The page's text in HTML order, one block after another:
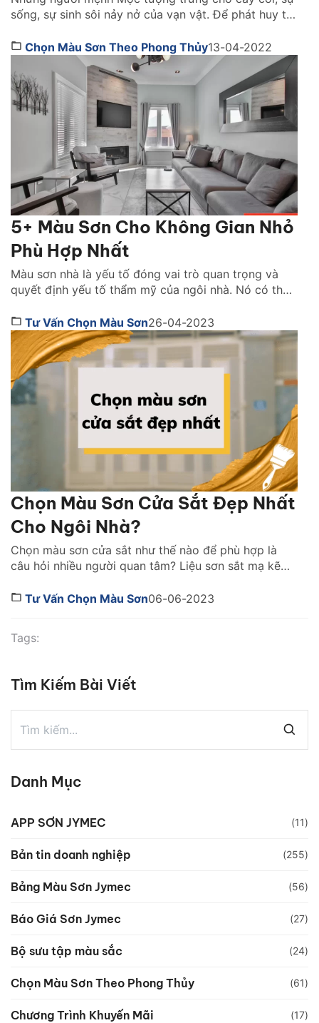
sống, sự sinh sôi nảy nở của vạn vật. Để phát huy tốt
của ngôi nhà. Và đặc biệt, thiết kế phòng ngủ như
thế nào để phù hợp với những người […]
Chọn Màu Sơn Theo Phong Thủy13-04-2022
5+ Màu Sơn Cho Không Gian Nhỏ
Phù Hợp Nhất
Màu sơn nhà là yếu tố đóng vai trò quan trọng và
quyết định yếu tố thẩm mỹ của ngôi nhà. Nó có thể
gian tùy theo sắc độ mà nó mang lại. Việc lựa chọn
màu sơn tốt nhất cho không gian nhà […]
Tư Vấn Chọn Màu Sơn26-04-2023
Chọn Màu Sơn Cửa Sắt Đẹp Nhất
Cho Ngôi Nhà?
Chọn màu sơn cửa sắt như thế nào để phù hợp là
câu hỏi nhiều người quan tâm? Liệu sơn sắt mạ kẽm
màu cửa sắt cần quan tâm những tiêu chí gì? Cùng
Tư Vấn Chọn Màu Sơn06-06-2023
Tags:
Tìm Kiếm Bài Viết
Danh Mục
APP SƠN JYMEC (11)
Bản tin doanh nghiệp (255)
Bảng Màu Sơn Jymec (56)
Báo Giá Sơn Jymec (27)
Bộ sưu tập màu sắc (24)
Chọn Màu Sơn Theo Phong Thủy (61)
Chương Trình Khuyến Mãi (17)